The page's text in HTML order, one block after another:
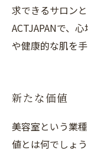
求できるサロン
ACTJAPANで、
や健康的な肌を
新たな価値
美容室という業
値とは何でしょ